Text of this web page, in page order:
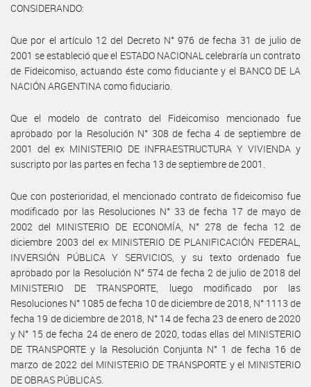
CONSIDERANDO:
Que por el artículo 12 del Decreto N° 976 de fecha 31 de julio de
2001 se estableció que el ESTADO NACIONAL celebraría un contrato
de Fideicomiso, actuando éste como fiduciante y el BANCO DE LA
NACIÓN ARGENTINA como fiduciario.
Que el modelo de contrato del Fideicomiso mencionado fue
aprobado por la Resolución N° 308 de fecha 4 de septiembre de
2001 del ex MINISTERIO DE INFRAESTRUCTURA Y VIVIENDA y
suscripto por las partes en fecha 13 de septiembre de 2001.
Que con posterioridad, el mencionado contrato de fideicomiso fue
modificado por las Resoluciones N° 33 de fecha 17 de mayo de
2002 del MINISTERIO DE ECONOMÍA, N° 278 de fecha 12 de
diciembre 2003 del ex MINISTERIO DE PLANIFICACIÓN FEDERAL,
INVERSIÓN PÚBLICA Y SERVICIOS, y su texto ordenado fue
aprobado por la Resolución N° 574 de fecha 2 de julio de 2018 del
MINISTERIO DE TRANSPORTE, luego modificado por las
Resoluciones N° 1085 de fecha 10 de diciembre de 2018, N° 1113 de
fecha 19 de diciembre de 2018, N° 14 de fecha 23 de enero de 2020
y N° 15 de fecha 24 de enero de 2020, todas ellas del MINISTERIO
DE TRANSPORTE y la Resolución Conjunta N° 1 de fecha 16 de
marzo de 2022 del MINISTERIO DE TRANSPORTE y el MINISTERIO
DE OBRAS PÚBLICAS.